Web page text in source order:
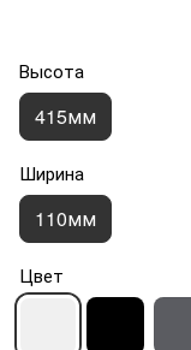
Высота
415мм
Ширина
110мм
Цвет